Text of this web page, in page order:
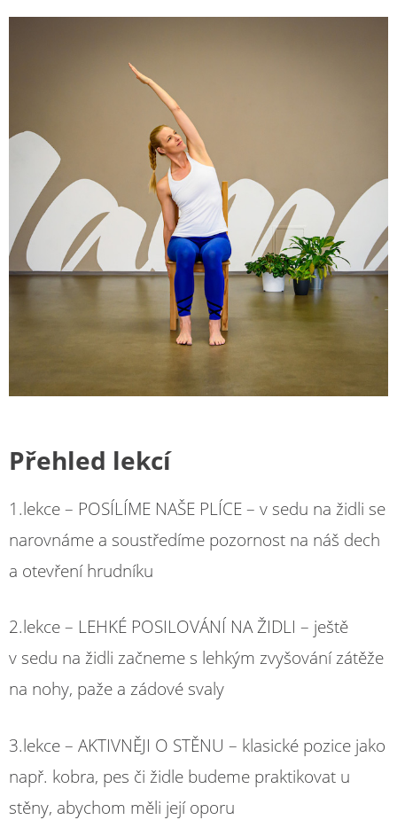
Přehled lekcí
1.lekce – POSÍLÍME NAŠE PLÍCE – v sedu na židli se
narovnáme a soustředíme pozornost na náš dech
a otevření hrudníku
2.lekce – LEHKÉ POSILOVÁNÍ NA ŽIDLI – ještě
v sedu na židli začneme s lehkým zvyšování zátěže
na nohy, paže a zádové svaly
3.lekce – AKTIVNĚJI O STĚNU – klasické pozice jako
např. kobra, pes či židle budeme praktikovat u
stěny, abychom měli její oporu